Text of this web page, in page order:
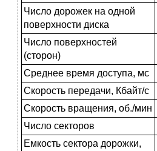
Число дорожек на одной
поверхности диска
Число поверхностей
(сторон)
Среднее время доступа, мс
Скорость передачи, Кбайт/с
Скорость вращения, об./мин
Число секторов
Емкость сектора дорожки,